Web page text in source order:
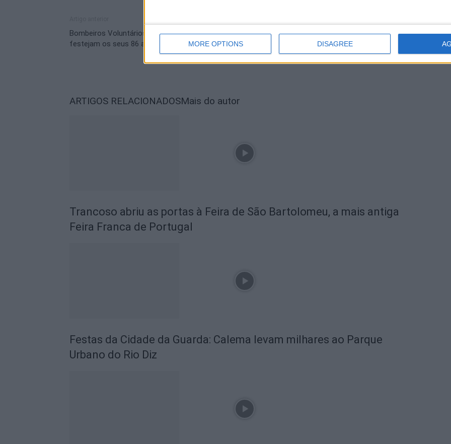
MORE OPTIONS DISAGREE
Bombeiros Voluntários de Celorico da Beira
festejam os seus 86 anos de vida este domingo
Bombeiros Voluntários de Celorico da Beira
recebem promessa de novo quartel no seu 86º
aniversário
ARTIGOS RELACIONADOSMais do autor
Trancoso abriu as portas à Feira de São Bartolomeu, a mais antiga
Feira Franca de Portugal
Festas da Cidade da Guarda: Calema levam milhares ao Parque
Urbano do Rio Diz